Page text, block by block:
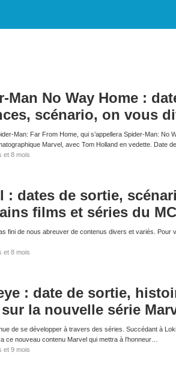
Man No Way Home :
scénario, on vous
Man: Far From Home, qui s’appellera Spider-Man: No
Marvel, avec Tom Holland en vedette. Date
et 8 mois
: dates de sortie,
films et séries du
fini de nous abreuver de contenus divers et variés. Pour
et 8 mois
: date de sortie,
la nouvelle série
de se développer à travers des séries. Succédant à
ce nouveau contenu Marvel qui mettra à l’honneur…
et 9 mois